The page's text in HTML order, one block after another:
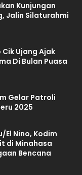
Kunjungan
Jalin Silaturahmi
Ujang Ajak
Di Bulan Puasa
Gelar Patroli
2025
Nino, Kodim
di Minahasa
Bencana